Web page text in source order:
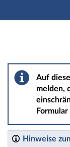
Barriere
Auf
melden,
Formular
Hinweise